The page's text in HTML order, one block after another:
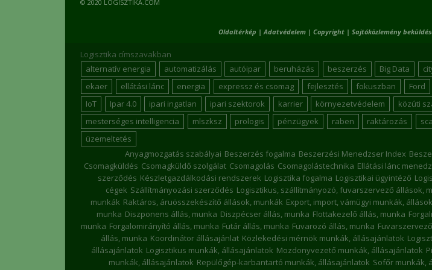
© 2020 LOGISZTIKA.COM
Oldaltérkép |Adatvédelem | Copyright | Sajtóközlemény
Logisztika címszavakban
alternatív energia
automatizálás autóipar beruházás beszerzés Big Data
ekaer
ellátási lánc energia expressz és csomag fejlesztés fokuszban Ford
IoT
Ipar 4.0 ipari ingatlan ipari szektorok karrier környezetvédelem közúti
mesterséges intelligencia
mlszksz prologis pénzügyek raben raktározás
üzemeltetés
Anyagmozgatás szabályai Beszerzés fogalma Beszerzési Menedzser Index
Csomagküldés Csomagküldő szolgálat Csomagolás Csomagolástechnika Ellátási lánc
szerződés Készletgazdálkodási rendszerek Logisztika fogalma Logisztikai ügyintéző
cégek Szállítmányozási szerződés Logisztikus, szállítmányozó, fuvarszervező állások,
munkák Raktáros, áruösszekészítő állások, munkák Export, import, vámügyi munkák, állások
munka Diszponens állás, munka Diszpécser állás, munka Flottakezelő állás, munka
munka Forgalomirányító állás, munka Futár állás, munka Fuvarozó állás, munka
állás, munka Koordinátor állásajánlat Közlekedési mérnök munkák, állásajánlatok
állásajánlatok Logisztikus munkák, állásajánlatok Mozdonyvezető munkák, állásajánlatok
munkák, állásajánlatok Repülőgép-karbantartó munkák, állásajánlatok Sofőr munkák,